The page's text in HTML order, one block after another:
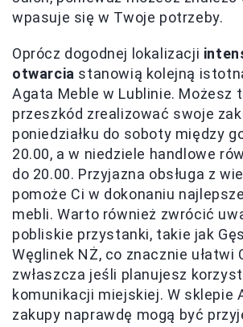
wpasuje się w Twoje potrzeby.
Oprócz dogodnej lokalizacji
otwarcia stanowią kolejną
Agata Meble w Lublinie. Możesz
przeszkód zrealizować swoje
poniedziałku do soboty między
20.00, a w niedziele handlowe
do 20.00. Przyjazna obsługa z
pomoże Ci w dokonaniu
mebli. Warto również zwrócić
pobliskie przystanki, takie jak
Węglinek NŻ, co znacznie ułatwi
zwłaszcza jeśli planujesz
komunikacji miejskiej. W sklepie
zakupy naprawdę mogą być